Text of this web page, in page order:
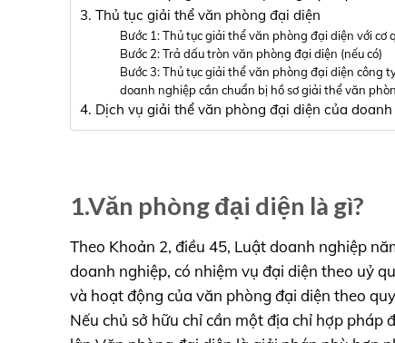
3. Thủ tục giải thể văn phòng đại diện
Bước 1: Thủ tục giải thể văn phòng đại diện với cơ
Bước 2: Trả dấu tròn văn phòng đại diện (nếu có)
Bước 3: Thủ tục giải thể văn phòng đại diện công
doanh nghiệp cần chuẩn bị hồ sơ giải thể văn
4. Dịch vụ giải thể văn phòng đại diện của
1.Văn phòng đại diện là gì?
Theo Khoản 2, điều 45, Luật doanh nghiệp
doanh nghiệp, có nhiệm vụ đại diện theo uỷ
và hoạt động của văn phòng đại diện theo
Nếu chủ sở hữu chỉ cần một địa chỉ hợp